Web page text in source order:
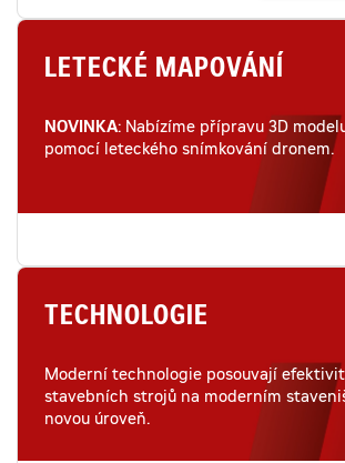
LETECKÉ MAPOVÁNÍ
NOVINKA: Nabízíme přípravu 3D
pomocí leteckého snímkování dronem.
TECHNOLOGIE
Moderní technologie posouvají
stavebních strojů na moderním
novou úroveň.